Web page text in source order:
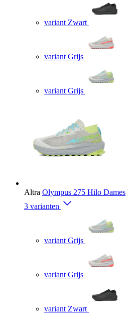
variant Zwart
variant Grijs
variant Grijs
Altra Olympus 275 Hilo Dames
3 varianten
variant Grijs
variant Grijs
variant Zwart